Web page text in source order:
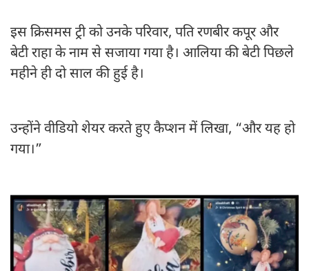
इस क्रिसमस ट्री को उनके परिवार, पति रणबीर कपूर और
बेटी राहा के नाम से सजाया गया है। आलिया की बेटी पिछले
महीने ही दो साल की हुई है।
उन्होंने वीडियो शेयर करते हुए कैप्शन में लिखा, “और यह हो
गया।”